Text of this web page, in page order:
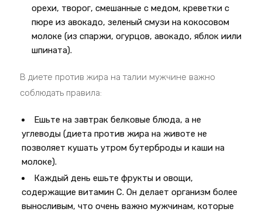
орехи, творог, смешанные с медом, креветки с
пюре из авокадо, зеленый смузи на кокосовом
молоке (из спаржи, огурцов, авокадо, яблок иили
шпината).
В диете против жира на талии мужчине важно
соблюдать правила:
Ешьте на завтрак белковые блюда, а не
углеводы (диета против жира на животе не
позволяет кушать утром бутерброды и каши на
молоке).
Каждый день ешьте фрукты и овощи,
содержащие витамин С. Он делает организм более
выносливым, что очень важно мужчинам, которые